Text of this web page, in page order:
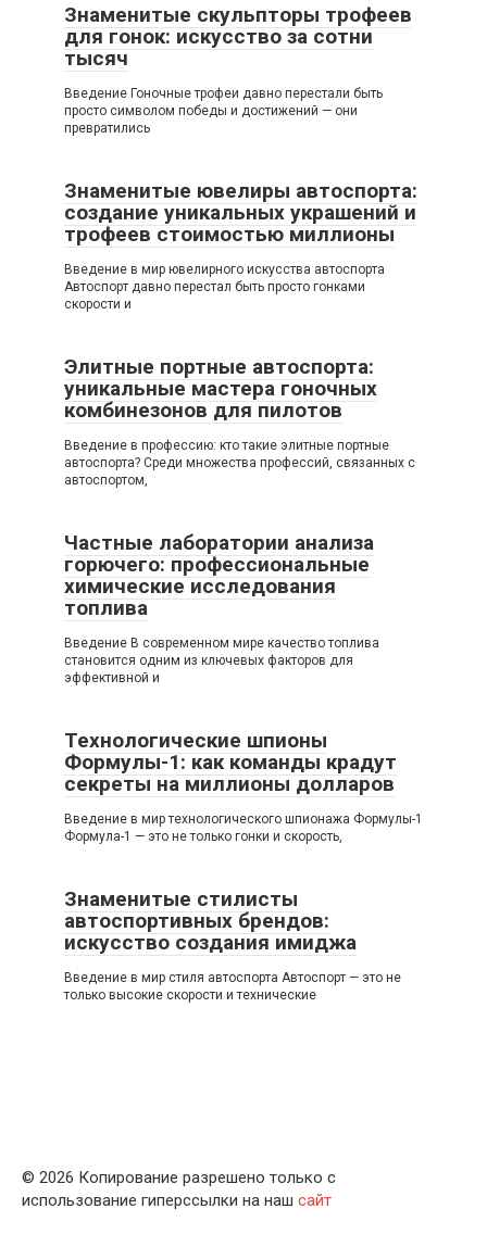
Знаменитые скульпторы трофеев
для гонок: искусство за сотни
тысяч
Введение Гоночные трофеи давно перестали быть
просто символом победы и достижений — они
превратились
Знаменитые ювелиры автоспорта:
создание уникальных украшений и
трофеев стоимостью миллионы
Введение в мир ювелирного искусства автоспорта
Автоспорт давно перестал быть просто гонками
скорости и
Элитные портные автоспорта:
уникальные мастера гоночных
комбинезонов для пилотов
Введение в профессию: кто такие элитные портные
автоспорта? Среди множества профессий, связанных с
автоспортом,
Частные лаборатории анализа
горючего: профессиональные
химические исследования
топлива
Введение В современном мире качество топлива
становится одним из ключевых факторов для
эффективной и
Технологические шпионы
Формулы-1: как команды крадут
секреты на миллионы долларов
Введение в мир технологического шпионажа Формулы-1
Формула-1 — это не только гонки и скорость,
Знаменитые стилисты
автоспортивных брендов:
искусство создания имиджа
Введение в мир стиля автоспорта Автоспорт — это не
только высокие скорости и технические
© 2026 Копирование разрешено только с
использование гиперссылки на наш сайт